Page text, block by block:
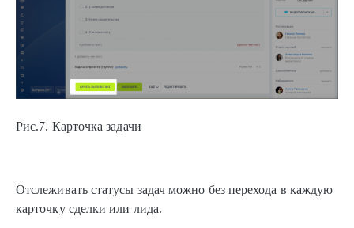
Рис.7. Карточка задачи
Отслеживать статусы задач можно без перехода в каждую
карточку сделки или лида.